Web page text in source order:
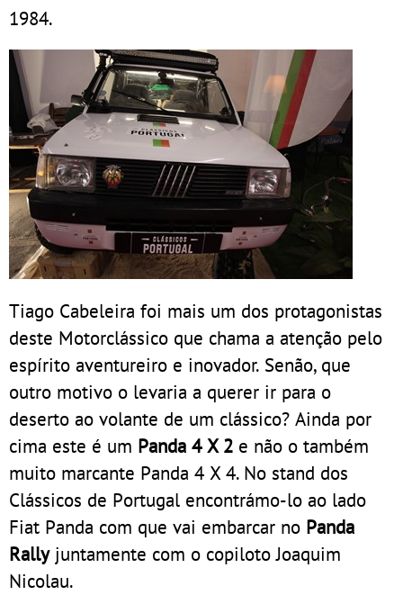
1984.
Tiago Cabeleira foi mais um dos protagonistas
deste Motorclássico que chama a atenção pelo
espírito aventureiro e inovador. Senão, que
outro motivo o levaria a querer ir para o
deserto ao volante de um clássico? Ainda por
cima este é um Panda 4 X 2 e não o também
muito marcante Panda 4 X 4. No stand dos
Clássicos de Portugal encontrámo-lo ao lado
Fiat Panda com que vai embarcar no Panda
Rallyjuntamente com o copiloto Joaquim
Nicolau.